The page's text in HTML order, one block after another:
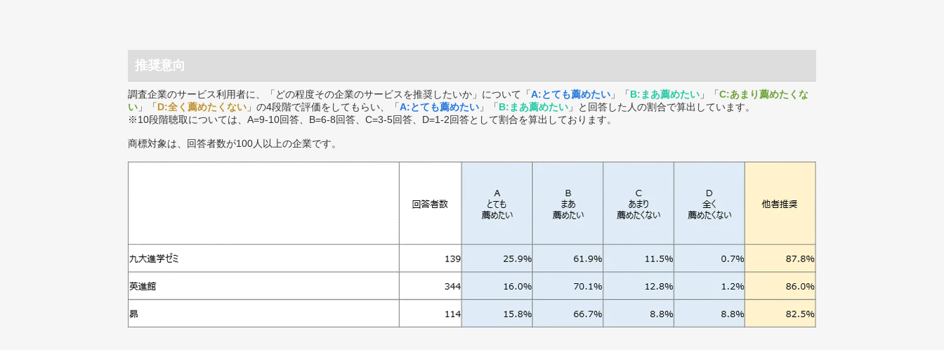
推奨意向
調査企業のサービス利用者に、「どの程度その企業のサービスを推奨したいか」について「A:とても薦めたい 」「B:まあ薦めたい 」「C:あまり薦めたくな
い 」「D:全く薦めたくない 」の4段階で評価をしてもらい、「A:とても薦めたい 」「B:まあ薦めたい 」と回答した人の割合で算出しています。
※10段階聴取については、A=9-10回答、B=6-8回答、C=3-5回答、D=1-2回答として割合を算出しております。
商標対象は、回答者数が100人以上の企業です。